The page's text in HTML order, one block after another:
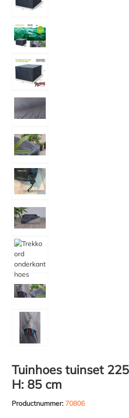
Tuinhoes tuinset
H: 85 cm
Productnummer: 70806